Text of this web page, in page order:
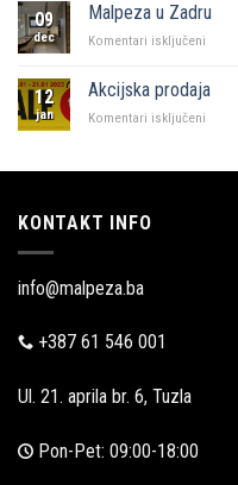
09
dec
Malpeza u Zadru
Komentari isključeni
Zadru
12
jan
Akcijska prodaja
Komentari isključeni
KONTAKT INFO
info@malpeza.ba
+387 61 546 001
Ul. 21. aprila br. 6, Tuzla
Pon-Pet: 09:00-18:00